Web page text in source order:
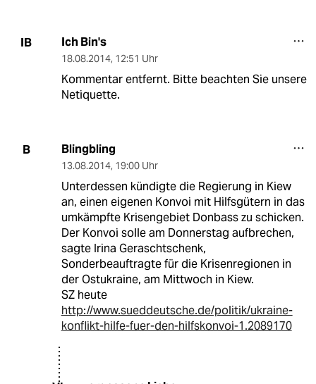
IB Ich Bin's
18.08.2014, 12:51 Uhr
Kommentar entfernt. Bitte beachten Sie unsere
Netiquette.
B Blingbling
13.08.2014, 19:00 Uhr
Unterdessen kündigte die Regierung in Kiew
an, einen eigenen Konvoi mit Hilfsgütern in das
umkämpfte Krisengebiet Donbass zu schicken.
Der Konvoi solle am Donnerstag aufbrechen,
sagte Irina Geraschtschenk,
Sonderbeauftragte für die Krisenregionen in
der Ostukraine, am Mittwoch in Kiew.
SZ heute
http://www.sueddeutsche.de/politik/ukraine-
konflikt-hilfe-fuer-den-hilfskonvoi-1.2089170